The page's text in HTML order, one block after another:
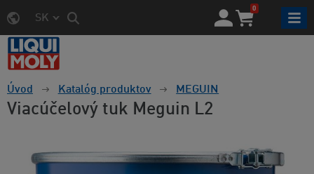
SK
0
Úvod Katalóg produktov MEGUIN
Viacúčelový tuk Meguin L2